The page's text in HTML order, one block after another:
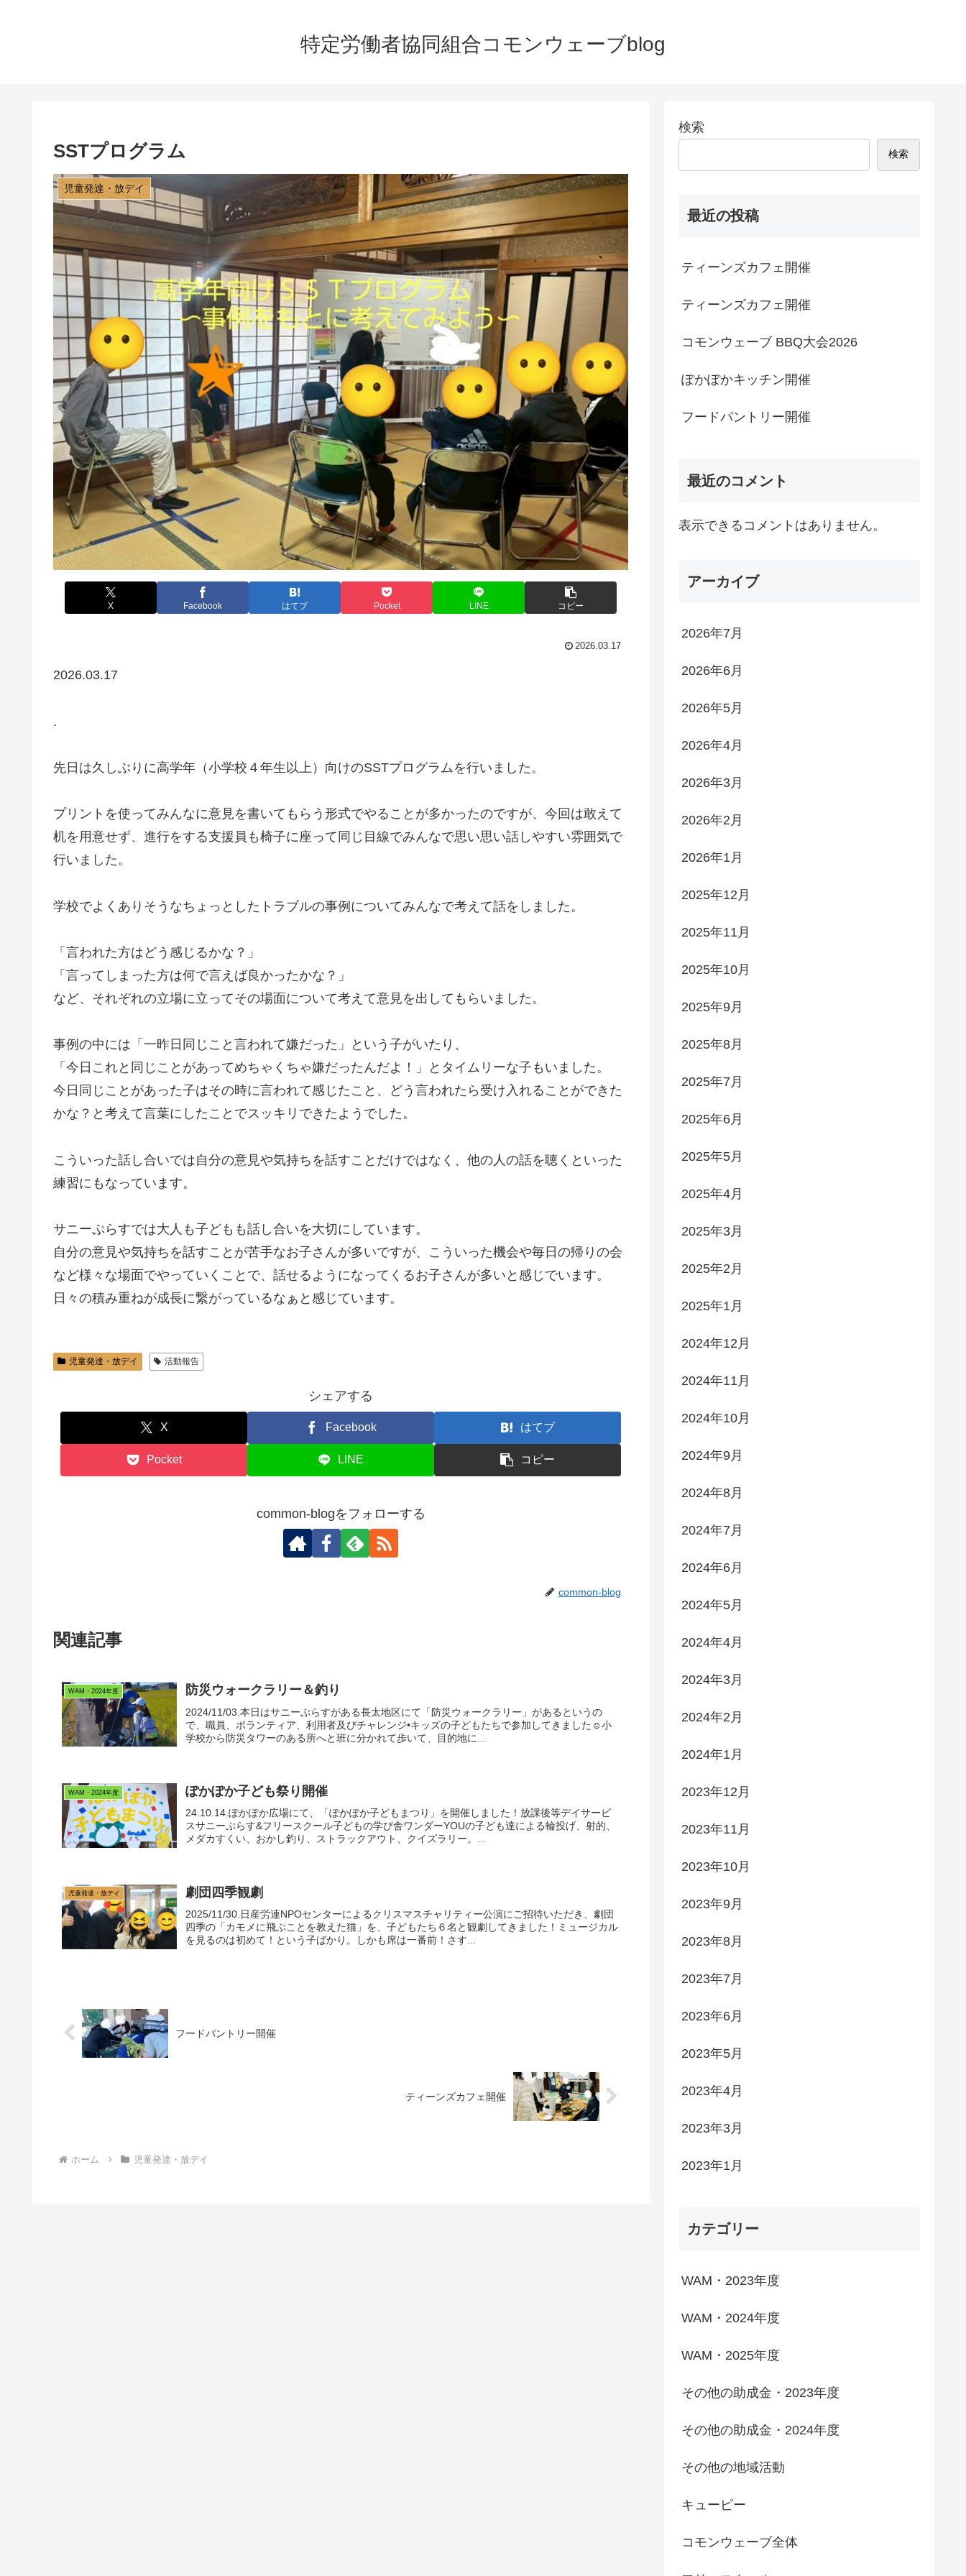
特定労働者協同組合コモンウェーブblog
SSTプログラム
児童発達・放デイ
X Facebook はてブ Pocket LINE コピー
2026.03.17
2026.03.17
.
先日は久しぶりに高学年（小学校４年生以上）向けのSSTプログラムを行いました。
プリントを使ってみんなに意見を書いてもらう形式でやることが多かったのですが、今回は敢えて
机を用意せず、進行をする支援員も椅子に座って同じ目線でみんなで思い思い話しやすい雰囲気で
行いました。
学校でよくありそうなちょっとしたトラブルの事例についてみんなで考えて話をしました。
「言われた方はどう感じるかな？」
「言ってしまった方は何で言えば良かったかな？」
など、それぞれの立場に立ってその場面について考えて意見を出してもらいました。
事例の中には「一昨日同じこと言われて嫌だった」という子がいたり、
「今日これと同じことがあってめちゃくちゃ嫌だったんだよ！」とタイムリーな子もいました。
今日同じことがあった子はその時に言われて感じたこと、どう言われたら受け入れることができた
かな？と考えて言葉にしたことでスッキリできたようでした。
こういった話し合いでは自分の意見や気持ちを話すことだけではなく、他の人の話を聴くといった
練習にもなっています。
サニーぷらすでは大人も子どもも話し合いを大切にしています。
自分の意見や気持ちを話すことが苦手なお子さんが多いですが、こういった機会や毎日の帰りの会
など様々な場面でやっていくことで、話せるようになってくるお子さんが多いと感じでいます。
日々の積み重ねが成長に繋がっているなぁと感じています。
児童発達・放デイ 活動報告
シェアする
X Facebook はてブ
Pocket LINE コピー
common-blogをフォローする
common-blog
関連記事
WAM・2024年度 防災ウォークラリー＆釣り
2024/11/03.本日はサニーぷらすがある長太地区にて「防災ウォークラリー」があるというの
で、職員、ボランティア、利用者及びチャレンジ•キッズの子どもたちで参加してきました☺️小
学校から防災タワーのある所へと班に分かれて歩いて、目的地に...
WAM・2024年度 ぽかぽか子ども祭り開催
24.10.14.ぽかぽか広場にて、「ぽかぽか子どもまつり」を開催しました！放課後等デイサービ
スサニーぷらす&フリースクール子どもの学び舎ワンダーYOUの子ども達による輪投げ、射的、
メダカすくい、おかし釣り、ストラックアウト、クイズラリー。...
児童発達・放デイ 劇団四季観劇
2025/11/30.日産労連NPOセンターによるクリスマスチャリティー公演にご招待いただき、劇団
四季の「カモメに飛ぶことを教えた猫」を、子どもたち６名と観劇してきました！ミュージカル
を見るのは初めて！という子ばかり。しかも席は一番前！さす...
フードパントリー開催
ティーンズカフェ開催
ホーム 児童発達・放デイ
検索
検索
最近の投稿
ティーンズカフェ開催
ティーンズカフェ開催
コモンウェーブ BBQ大会2026
ぽかぽかキッチン開催
フードパントリー開催
最近のコメント
表示できるコメントはありません。
アーカイブ
2026年7月
2026年6月
2026年5月
2026年4月
2026年3月
2026年2月
2026年1月
2025年12月
2025年11月
2025年10月
2025年9月
2025年8月
2025年7月
2025年6月
2025年5月
2025年4月
2025年3月
2025年2月
2025年1月
2024年12月
2024年11月
2024年10月
2024年9月
2024年8月
2024年7月
2024年6月
2024年5月
2024年4月
2024年3月
2024年2月
2024年1月
2023年12月
2023年11月
2023年10月
2023年9月
2023年8月
2023年7月
2023年6月
2023年5月
2023年4月
2023年3月
2023年1月
カテゴリー
WAM・2023年度
WAM・2024年度
WAM・2025年度
その他の助成金・2023年度
その他の助成金・2024年度
その他の地域活動
キューピー
コモンウェーブ全体